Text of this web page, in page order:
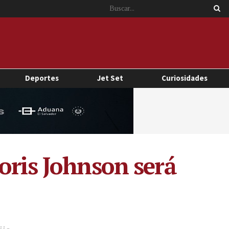
Deportes Jet Set Curiosidades
Johnson será